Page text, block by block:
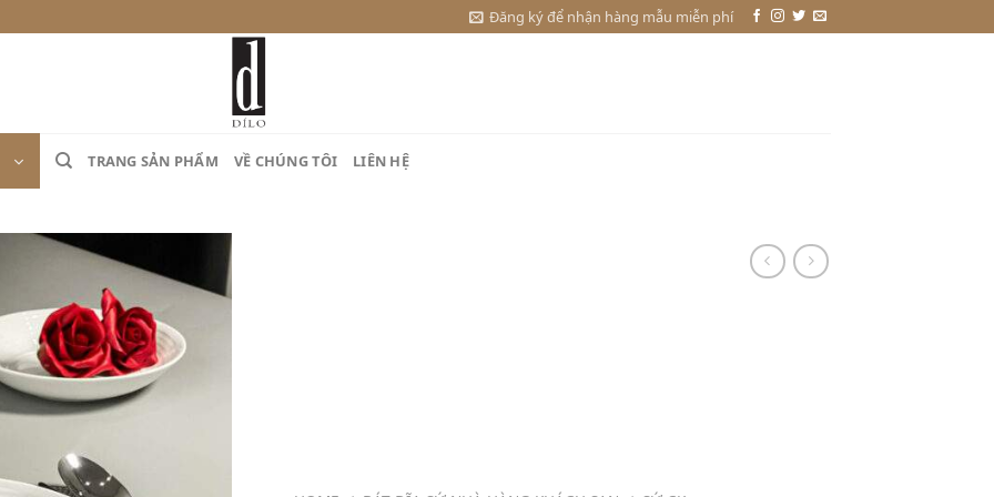
Đăng ký để nhận hàng mẫu miễn phí
TRANG SẢN PHẨM VỀ CHÚNG TÔI LIÊN HỆ